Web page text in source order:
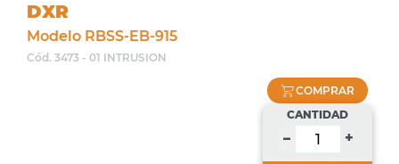
DXR
Modelo RBSS-EB-915
Cód. 3473 - 01 INTRUSION
COMPRAR
CANTIDAD
– +